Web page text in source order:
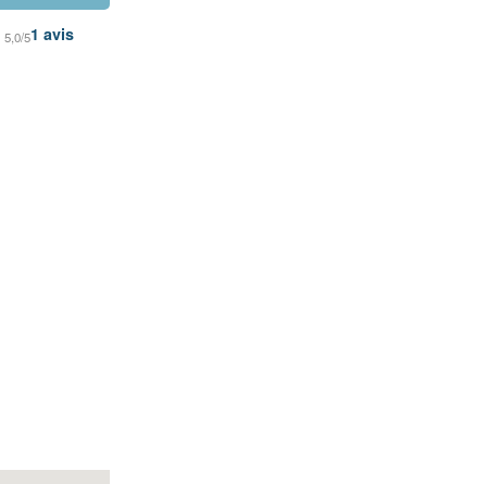
5,0/51 avis